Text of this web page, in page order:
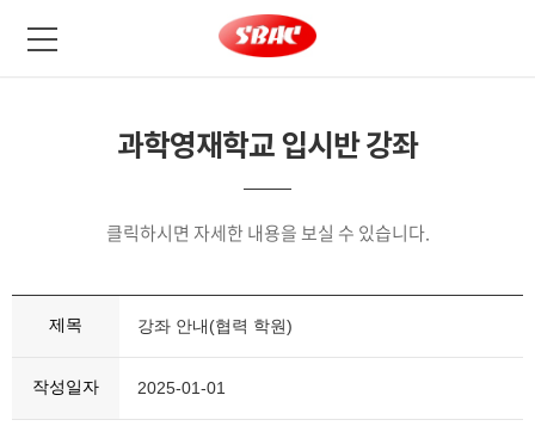
과학영재학교 입시반 강좌
클릭하시면 자세한 내용을 보실 수 있습니다.
제목 강좌 안내(협력 학원)
작성일자 2025-01-01